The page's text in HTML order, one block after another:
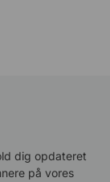
dig opdateret
på vores